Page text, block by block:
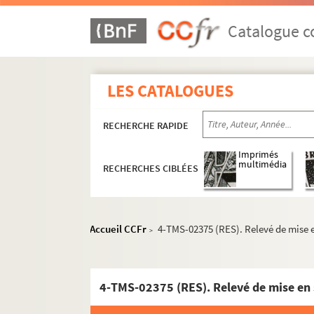
Catalogue
LES CATALOGUES
RECHERCHE RAPIDE
RECHERCHES CIBLÉES
Imprimés
multimédia
Accueil CCFr > 4-TMS-02375 (RES). Relevé de mise
4-TMS-02375 (RES). Relevé de mise en
Maurice Lemoine. Presque tous !... : pièce en
Maurice Desvallières. Prête-moi ta femme :
Daniel Riche. Le prétexte : pièce en 2 actes.
Charles Buet. Le prêtre : drame en 5 actes et
Félicien Marceau. La preuve par quatre. 1964
Adolphe d'Ennery, Ferdinand Dugué. La
Gaston-Arman de Caillavet, Robert de Flers.
Léon Rosselson. Le primitif : adaptation
Jules Claretie. Prince Zilah : pièce en 4
Alexandre Dumas fils. La princesse de